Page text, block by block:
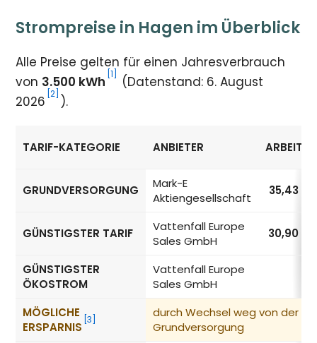
Strompreise in Hagen im Überblick
Alle Preise gelten für einen Jahresverbrauch
von 3.500 kWh [1]
(Datenstand: 6. August
2026 [2] ).
Strompreise in Hagen nach Tarif-Kategorie
TARIF-KATEGORIE ANBIETER
GRUNDVERSORGUNG
Mark-E
Aktiengesellschaft
35,43
GÜNSTIGSTER TARIF
Vattenfall Europe
Sales GmbH
30,90
GÜNSTIGSTER
ÖKOSTROM
Vattenfall Europe
Sales GmbH
MÖGLICHE
ERSPARNIS
[3]
durch Wechsel weg von der
Grundversorgung